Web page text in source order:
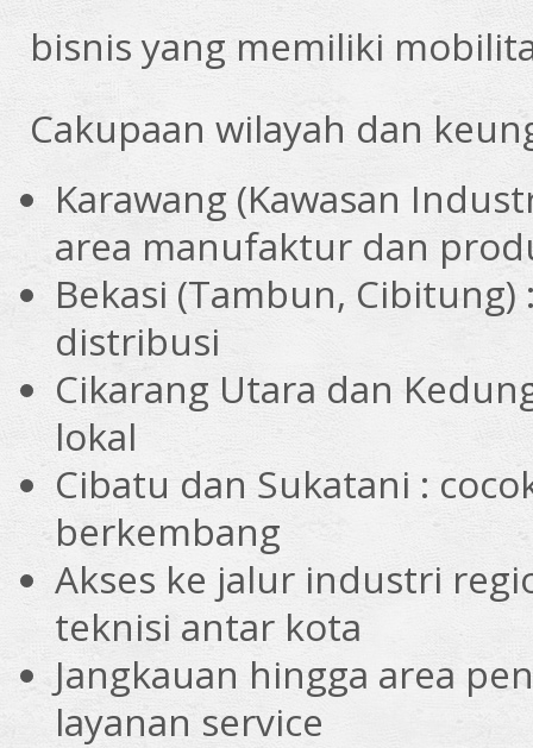
bisnis yang memiliki
Cakupaan wilayah dan
Karawang (Kawasan
area manufaktur dan
Bekasi (Tambun,
distribusi
Cikarang Utara dan
lokal
Cibatu dan Sukatani :
berkembang
Akses ke jalur industri
teknisi antar kota
Jangkauan hingga area
layanan service